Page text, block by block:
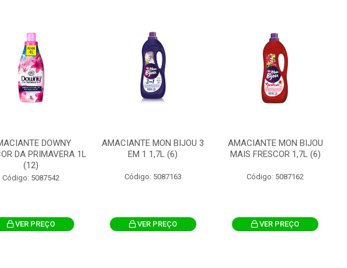
DOWNY
DA PRIMAVERA 1L
(12)
Código: 5087542
VER PREÇO
AMACIANTE MON BIJOU 3
EM 1 1,7L (6)
Código: 5087163
VER PREÇO
AMACIANTE MON BIJOU
MAIS FRESCOR 1,7L (6)
Código: 5087162
VER PREÇO